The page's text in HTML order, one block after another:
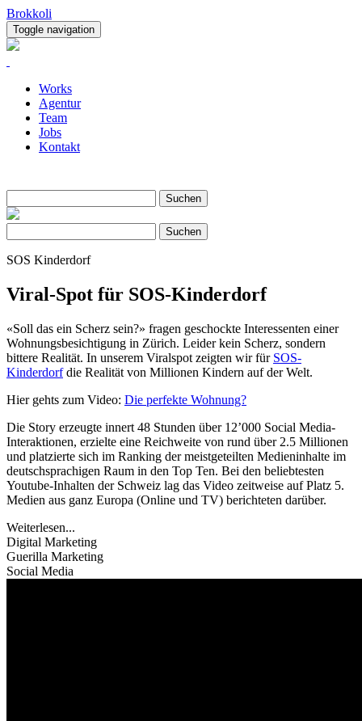
Brokkoli
Toggle navigation
Works
Agentur
Team
Jobs
Kontakt
Suchen
Suchen
SOS Kinderdorf
Viral-Spot für SOS-Kinderdorf
«Soll das ein Scherz sein?» fragen geschockte Interessenten einer
Wohnungsbesichtigung in Zürich. Leider kein Scherz, sondern
bittere Realität. In unserem Viralspot zeigten wir für SOS-
Kinderdorfdie Realität von Millionen Kindern auf der Welt.
Hier gehts zum Video: Die perfekte Wohnung?
Die Story erzeugte innert 48 Stunden über 12’000 Social Media-
Interaktionen, erzielte eine Reichweite von rund über 2.5 Millionen
und platzierte sich im Ranking der meistgeteilten Medieninhalte im
deutschsprachigen Raum in den Top Ten. Bei den beliebtesten
Youtube-Inhalten der Schweiz lag das Video zeitweise auf Platz 5.
Medien aus ganz Europa (Online und TV) berichteten darüber.
Weiterlesen...
Digital Marketing
Guerilla Marketing
Social Media